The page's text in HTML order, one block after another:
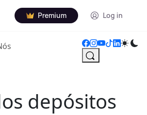
Premium Log in
depósitos